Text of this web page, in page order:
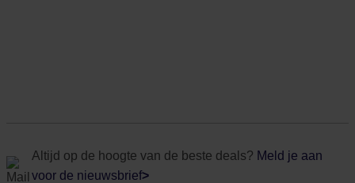
Altijd op de hoogte van de beste deals? Meld je aan
voor de nieuwsbrief>